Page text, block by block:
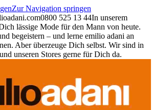
Zur Navigation springen
0800 525 13 44In unserem
lässige Mode für den Mann von heute.
begeistern – und lerne emilio adani an
Aber überzeuge Dich selbst. Wir sind in
unseren Stores gerne für Dich da.